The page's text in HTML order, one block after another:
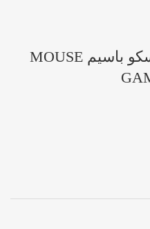
ماوس مخصوص بازی تسکو باسیم MOUSE